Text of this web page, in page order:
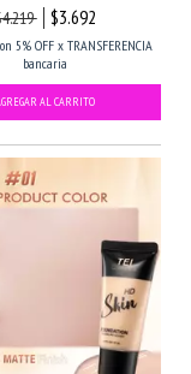
$3.692
5% OFF x TRANSFERENCIA
bancaria